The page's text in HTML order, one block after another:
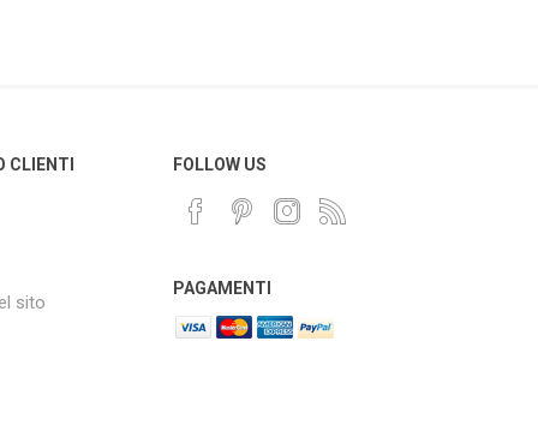
CLIENTI
sito
FOLLOW US
PAGAMENTI